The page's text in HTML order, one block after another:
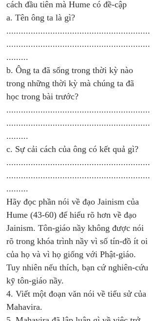
cách đầu tiên mà Hume có đề-cập
a. Tên ông ta là gì?
...........................................................
...........................................................
.........
b. Ông ta đã sống trong thời kỳ nào
trong những thời kỳ mà chúng ta đã
học trong bài trước?
...........................................................
...........................................................
.........
c. Sự cải cách của ông có kết quả gì?
...........................................................
...........................................................
.........
Hãy đọc phần nói về đạo Jainism của
Hume (43-60) để hiểu rõ hơn về đạo
Jainism. Tôn-giáo nầy không được nói
rõ trong khóa trình nầy vì số tín-đồ ít oi
của họ và vì họ giống với Phật-giáo.
Tuy nhiên nếu thích, bạn cứ nghiên-cứu
kỹ tôn-giáo nầy.
4. Viết một đoạn văn nói về tiểu sử của
Mahavira.